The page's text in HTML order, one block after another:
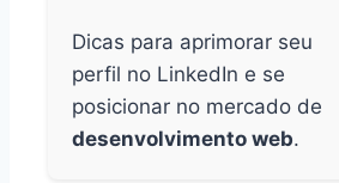
Dicas para aprimorar seu
perfil no LinkedIn e se
posicionar no mercado de
desenvolvimento web.